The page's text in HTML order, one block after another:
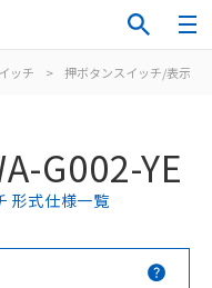
ッチ > 押ボタンスイッチ/表示灯
G002-YE
形式仕様一覧